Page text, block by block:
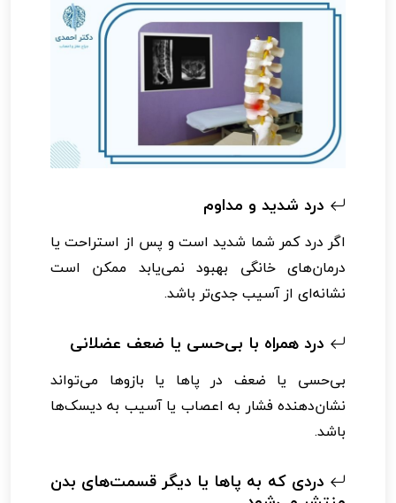
درد شدید و مداوم
اگر درد کمر شما شدید است و پس از استراحت یا
درمان‌های خانگی بهبود نمی‌یابد ممکن است
نشانه‌ای از آسیب جدی‌تر باشد.
درد همراه با بی‌حسی یا ضعف عضلانی
بی‌حسی یا ضعف در پاها یا بازوها می‌تواند
نشان‌دهنده فشار به اعصاب یا آسیب به دیسک‌ها
باشد.
دردی که به پاها یا دیگر قسمت‌های بدن